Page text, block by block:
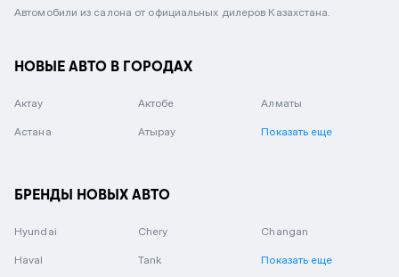
Автомобили из салона от официальных дилеров Казахстана.
НОВЫЕ АВТО В ГОРОДАХ
Актау Актобе Алматы
Астана Атырау Показать еще
БРЕНДЫ НОВЫХ АВТО
Hyundai Chery Changan
Haval Tank Показать еще